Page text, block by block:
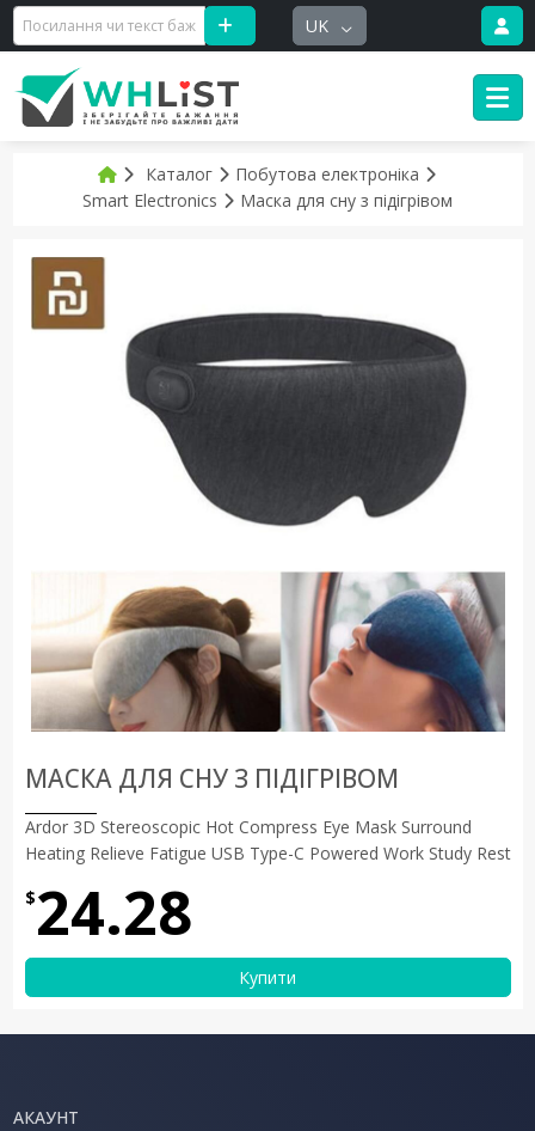
UK
Каталог
Побутова електроніка
Smart Electronics
Маска для сну з підігрівом
МАСКА ДЛЯ СНУ З ПІДІГРІВОМ
Ardor 3D Stereoscopic Hot Compress Eye Mask Surround
Heating Relieve Fatigue USB Type-C Powered Work Study Rest
$24.28
Купити
АКАУНТ